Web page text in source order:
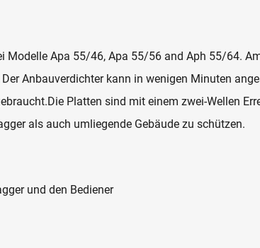
Modelle Apa 55/46, Apa 55/56 and Aph 55/64.
Anbauverdichter kann in wenigen Minuten
Platten sind mit einem zwei-Wellen
als auch umliegende Gebäude zu schützen.
und den Bediener